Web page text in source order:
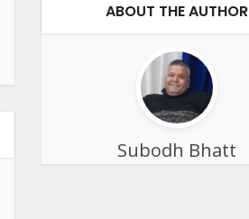
ABOUT THE AUTHOR
Subodh Bhatt